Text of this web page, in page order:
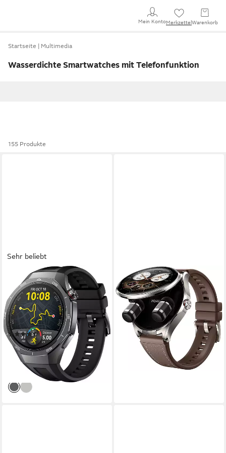
Mein KontoMerkzettel Warenkorb
Startseite Multimedia
Wasserdichte Smartwatches mit Telefonfunktion
155 Produkte
Sehr beliebt
HUAWEI
Watch GT5 PRO 46MM
Smartwatch
168 Std. Akkulaufzeit
Harmony OS
Betriebssystem
(77)
ab 221,60 € UVP379,00 €
20,24 €mtl. in 12 Raten
-42%
lieferbar - in 4-5 Werktagen bei dir
HUAWEI
WATCH Buds 2 Smartwatch
72 Std. Akkulaufzeit
Harmony OS Betriebssystem
493,87 €
17,72 €mtl. in 36 Raten
lieferbar - in 3-4 Werktagen bei dir